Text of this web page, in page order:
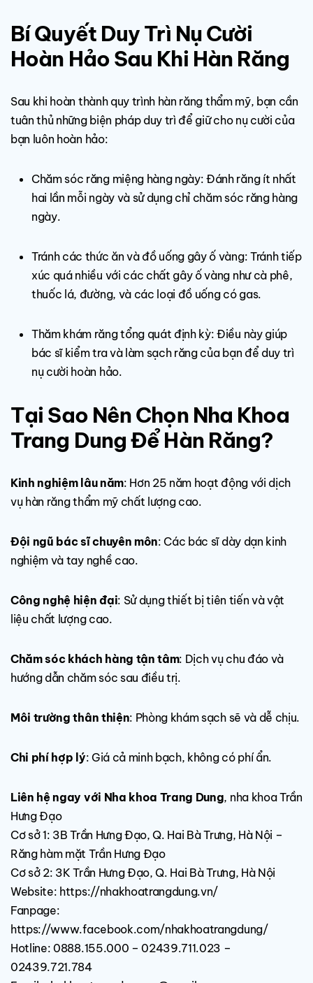
Bí Quyết Duy Trì Nụ Cười
Hoàn Hảo Sau Khi Hàn Răng
Sau khi hoàn thành quy trình hàn răng thẩm mỹ, bạn cần
tuân thủ những biện pháp duy trì để giữ cho nụ cười của
bạn luôn hoàn hảo:
Chăm sóc răng miệng hàng ngày: Đánh răng ít nhất
hai lần mỗi ngày và sử dụng chỉ chăm sóc răng hàng
ngày.
Tránh các thức ăn và đồ uống gây ố vàng: Tránh tiếp
xúc quá nhiều với các chất gây ố vàng như cà phê,
thuốc lá, đường, và các loại đồ uống có gas.
Thăm khám răng tổng quát định kỳ: Điều này giúp
bác sĩ kiểm tra và làm sạch răng của bạn để duy trì
nụ cười hoàn hảo.
Tại Sao Nên Chọn Nha Khoa
Trang Dung Để Hàn Răng?
Kinh nghiệm lâu năm: Hơn 25 năm hoạt động với dịch
vụ hàn răng thẩm mỹ chất lượng cao.
Đội ngũ bác sĩ chuyên môn: Các bác sĩ dày dạn kinh
nghiệm và tay nghề cao.
Công nghệ hiện đại: Sử dụng thiết bị tiên tiến và vật
liệu chất lượng cao.
Chăm sóc khách hàng tận tâm: Dịch vụ chu đáo và
hướng dẫn chăm sóc sau điều trị.
Môi trường thân thiện: Phòng khám sạch sẽ và dễ chịu.
Chi phí hợp lý: Giá cả minh bạch, không có phí ẩn.
Liên hệ ngay với Nha khoa Trang Dung, nha khoa Trần
Hưng Đạo
Cơ sở 1: 3B Trần Hưng Đạo, Q. Hai Bà Trưng, Hà Nội –
Răng hàm mặt Trần Hưng Đạo
Cơ sở 2: 3K Trần Hưng Đạo, Q. Hai Bà Trưng, Hà Nội
Website: https://nhakhoatrangdung.vn/
Fanpage:
https://www.facebook.com/nhakhoatrangdung/
Hotline: 0888.155.000 – 02439.711.023 –
02439.721.784